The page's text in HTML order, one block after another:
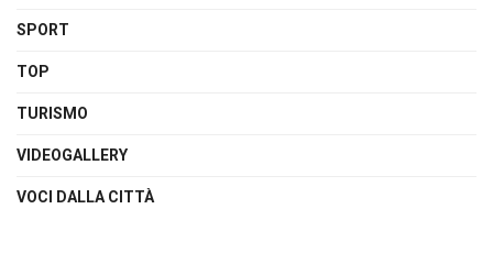
SPORT
TOP
TURISMO
VIDEOGALLERY
VOCI DALLA CITTÀ